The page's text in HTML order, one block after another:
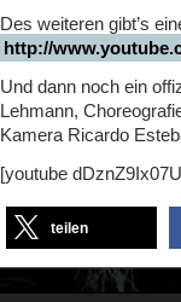
Des weiteren gibt’s
http://
Und dann noch ein
Lehmann,
Kamera Ricardo
[youtube
teilen